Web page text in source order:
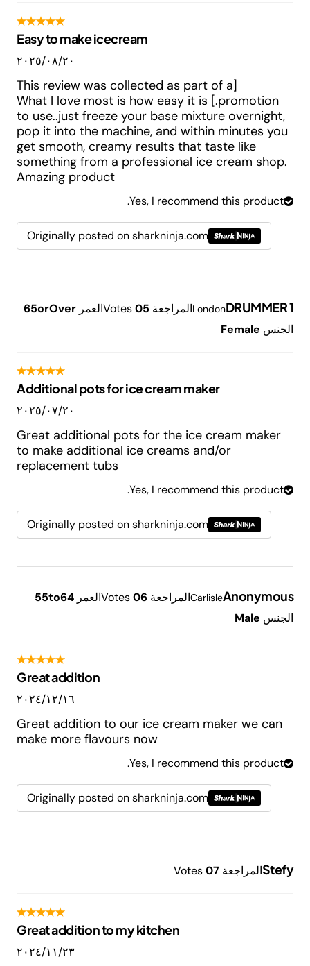
Easy to make icecream
٢٠‏/٠٨‏/٢٠٢٥
[This review was collected as part of a
promotion.] What I love most is how easy it is
to use..just freeze your base mixture overnight,
pop it into the machine, and within minutes you
get smooth, creamy results that taste like
something from a professional ice cream shop.
Amazing product
Yes, I recommend this product.
Originally posted on sharkninja.com
DRUMMER 1
Londonالمراجعة 5
Votes 0 العمر 65orOver
الجنس Female
Additional pots for ice cream maker
٢٠‏/٠٧‏/٢٠٢٥
Great additional pots for the ice cream maker
to make additional ice creams and/or
replacement tubs
Yes, I recommend this product.
Originally posted on sharkninja.com
Anonymous
Carlisleالمراجعة 6
Votes 0 العمر 55to64
الجنس Male
Great addition
١٦‏/١٢‏/٢٠٢٤
Great addition to our ice cream maker we can
make more flavours now
Yes, I recommend this product.
Originally posted on sharkninja.com
Stefyالمراجعة 7
Votes 0
Great addition to my kitchen
٢٣‏/١١‏/٢٠٢٤